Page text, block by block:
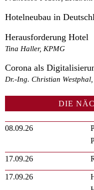
Hotelneubau in
Herausforderung Hotel
Tina Haller, KPMG
Corona als
Dr.-Ing. Christian
DIE
08.09.26
17.09.26
17.09.26